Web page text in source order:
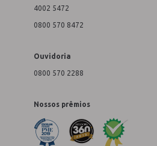
4002 5472
0800 570 8472
Ouvidoria
0800 570 2288
Nossos prêmios